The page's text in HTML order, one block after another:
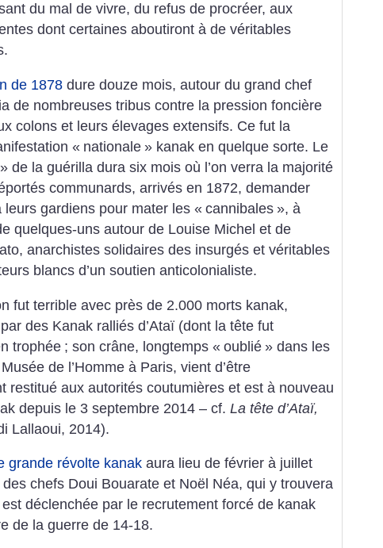
du mal de vivre, du refus de procréer, aux
dont certaines aboutiront à de véritables
de 1878 dure douze mois, autour du grand chef
de nombreuses tribus contre la pression foncière
colons et leurs élevages extensifs. Ce fut la
« nationale » kanak en quelque sorte. Le
» de la guérilla dura six mois où l’on verra la majorité
communards, arrivés en 1872, demander
leurs gardiens pour mater les « cannibales », à
quelques-uns autour de Louise Michel et de
anarchistes solidaires des insurgés et véritables
blancs d’un soutien anticolonialiste.
fut terrible avec près de 2.000 morts kanak,
des Kanak ralliés d’Ataï (dont la tête fut
trophée ; son crâne, longtemps « oublié » dans les
de l’Homme à Paris, vient d’être
restitué aux autorités coutumières et est à nouveau
depuis le 3 septembre 2014 – cf. La tête d’Ataï,
Lallaoui, 2014).
grande révolte kanak aura lieu de février à juillet
chefs Doui Bouarate et Noël Néa, qui y trouvera
est déclenchée par le recrutement forcé de kanak
de la guerre de 14-18.